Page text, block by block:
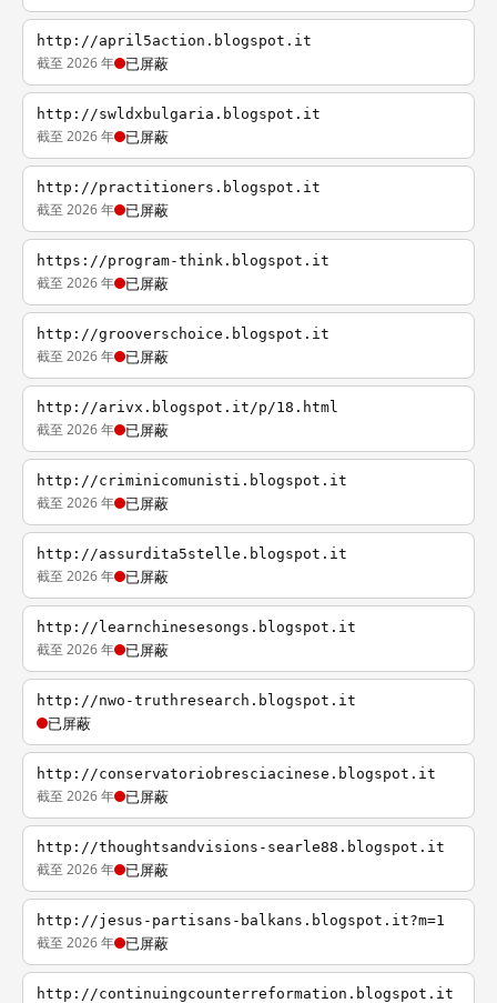
http://april5action.blogspot.it
截至 2026 年 已屏蔽
http://swldxbulgaria.blogspot.it
截至 2026 年 已屏蔽
http://practitioners.blogspot.it
截至 2026 年 已屏蔽
https://program-think.blogspot.it
截至 2026 年 已屏蔽
http://grooverschoice.blogspot.it
截至 2026 年 已屏蔽
http://arivx.blogspot.it/p/18.html
截至 2026 年 已屏蔽
http://criminicomunisti.blogspot.it
截至 2026 年 已屏蔽
http://assurdita5stelle.blogspot.it
截至 2026 年 已屏蔽
http://learnchinesesongs.blogspot.it
截至 2026 年 已屏蔽
http://nwo-truthresearch.blogspot.it
已屏蔽
http://conservatoriobresciacinese.blogspot.it
截至 2026 年 已屏蔽
http://thoughtsandvisions-searle88.blogspot.it
截至 2026 年 已屏蔽
http://jesus-partisans-balkans.blogspot.it?m=1
截至 2026 年 已屏蔽
http://continuingcounterreformation.blogspot.it